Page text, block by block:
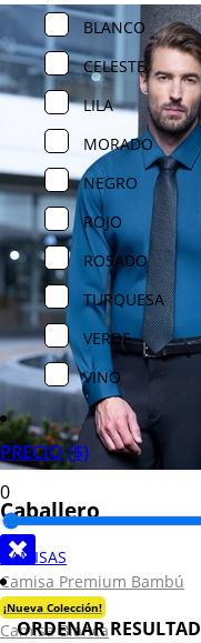
Caballero
CAMISAS
Camisa Premium Bambú
¡Nueva Colección!
Camisa Blanca
BLANCO
CELESTE
LILA
MORADO
NEGRO
ROJO
ROSADO
TURQUESA
VERDE
VINO
PRECIO ($)
ORDENAR